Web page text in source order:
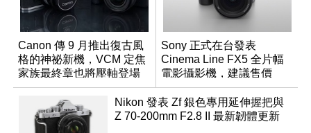
Canon 傳 9 月推出復古風
格的神祕新機，VCM 定焦
家族最終章也將壓軸登場
Sony 正式在台發表
Cinema Line FX5 全片幅
電影攝影機，建議售價
NT$144,980
Nikon 發表 Zf 銀色專用延伸握把與
Z 70-200mm F2.8 II 最新韌體更新